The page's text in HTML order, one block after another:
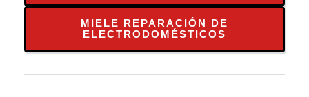
MIELE REPARACIÓN DE
ELECTRODOMÉSTICOS